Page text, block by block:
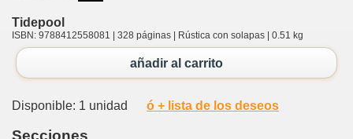
Tidepool
ISBN: 9788412558081 | 328 páginas | Rústica con solapas | 0.51 kg
añadir al carrito
Disponible: 1 unidad ó + lista de los deseos
Secciones